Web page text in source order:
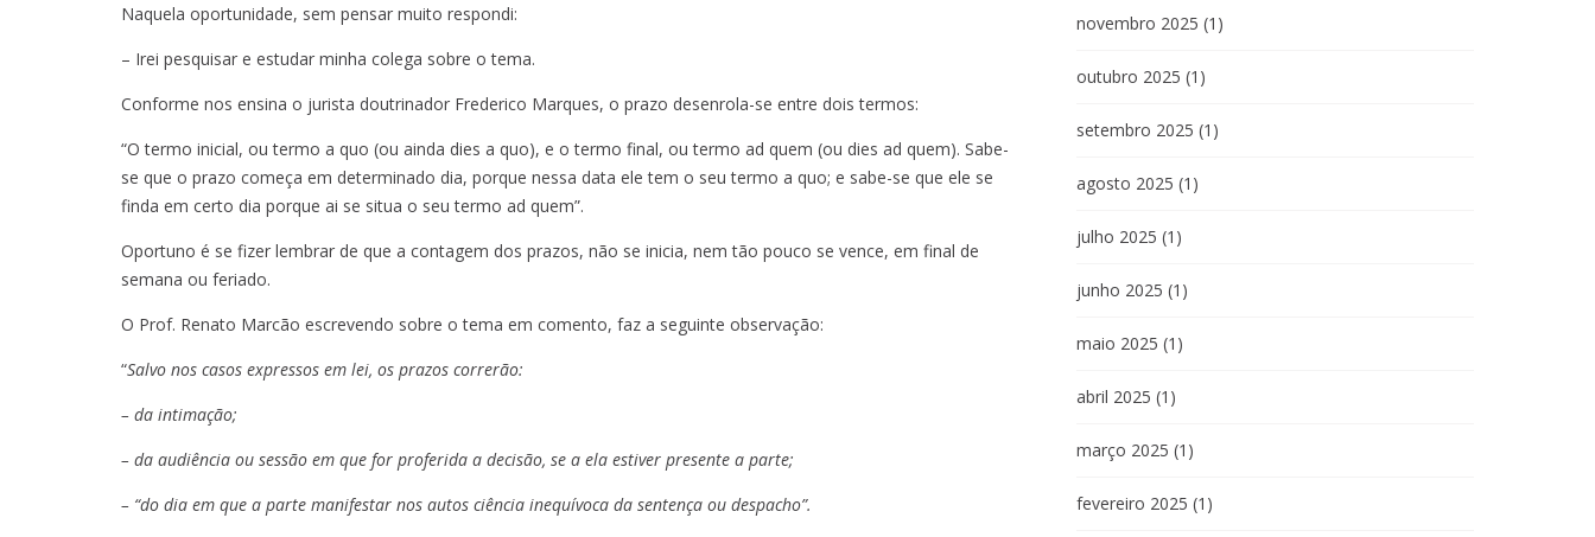
Naquela oportunidade, sem pensar muito respondi:
– Irei pesquisar e estudar minha colega sobre o tema.
Conforme nos ensina o jurista doutrinador Frederico Marques, o prazo desenrola-se entre dois termos:
“O termo inicial, ou termo a quo (ou ainda dies a quo), e o termo final, ou termo ad quem (ou dies ad quem). Sabe-
se que o prazo começa em determinado dia, porque nessa data ele tem o seu termo a quo; e sabe-se que ele se
finda em certo dia porque ai se situa o seu termo ad quem”.
Oportuno é se fizer lembrar de que a contagem dos prazos, não se inicia, nem tão pouco se vence, em final de
semana ou feriado.
O Prof. Renato Marcão escrevendo sobre o tema em comento, faz a seguinte observação:
“Salvo nos casos expressos em lei, os prazos correrão:
– da intimação;
– da audiência ou sessão em que for proferida a decisão, se a ela estiver presente a parte;
– “do dia em que a parte manifestar nos autos ciência inequívoca da sentença ou despacho”.
novembro 2025 (1)
outubro 2025 (1)
setembro 2025 (1)
agosto 2025 (1)
julho 2025 (1)
junho 2025 (1)
maio 2025 (1)
abril 2025 (1)
março 2025 (1)
fevereiro 2025 (1)